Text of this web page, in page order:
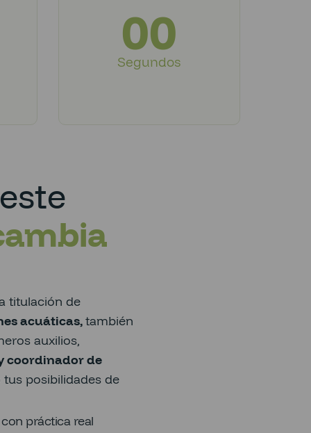
00
Segundos
titulación de
acuáticas,también
auxilios,
coordinador de
posibilidades de
práctica real